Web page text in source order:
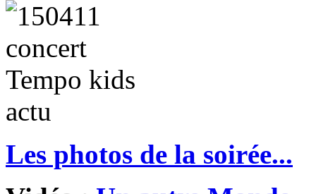
Les photos de la soirée...